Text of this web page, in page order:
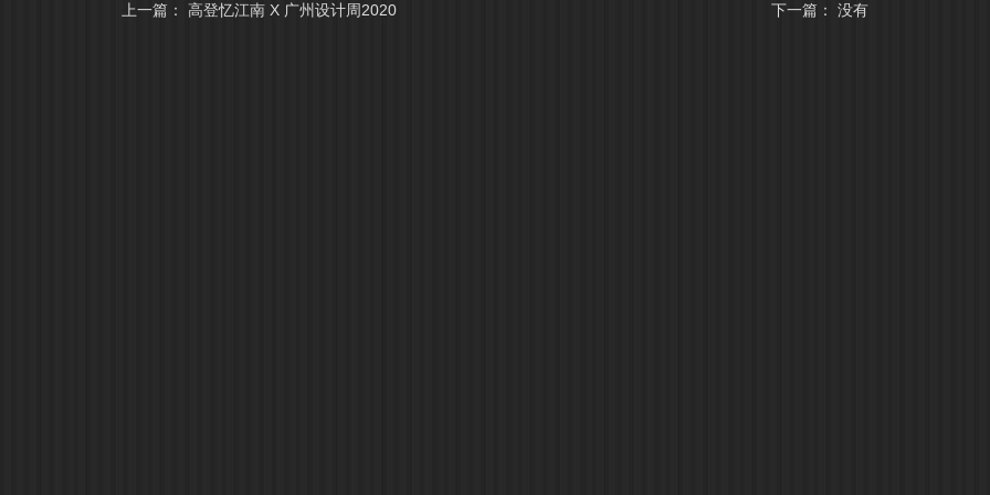
上一篇：高登忆江南 X 广州设计周2020 下一篇： 没有